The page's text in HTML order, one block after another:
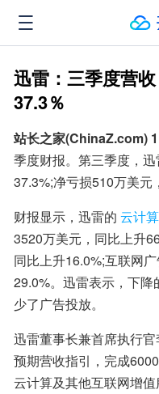
迅雷：三季度营
37.3％
站长之家(ChinaZ.com)
季度财报。第三季度，
37.3%;净亏损510万美元
财报显示，迅雷的 云计算
3520万美元，同比上升
同比上升16.0%;互联网
29.0%。迅雷表示，下
少了广告投放。
迅雷董事长兼首席执行
预期营收指引，完成
云计算及其他互联网增